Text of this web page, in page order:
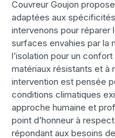
Couvreur Goujon
adaptées aux
intervenons pour réparer
surfaces envahies par la
l’isolation pour un
matériaux résistants et à
intervention est pensée
conditions climatiques
approche humaine et
point d’honneur à
répondant aux besoins